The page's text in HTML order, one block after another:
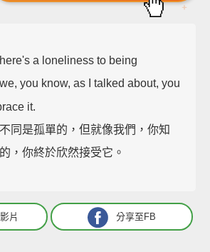
a loneliness to being
you know, as I talked about, you
it.
同是孤單的，但就像我們，你知
，你終於欣然接受它。
片 分享至FB